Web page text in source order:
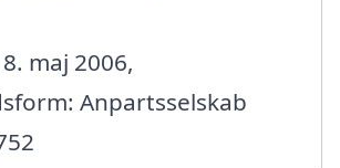
maj 2006,
Anpartsselskab